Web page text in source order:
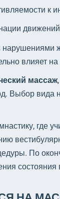
к
нарушениями
влияет
массаж
Выбор вида
где
По